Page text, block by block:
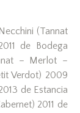
(Tannat
de Bodega
– Merlot –
Verdot) 2009
de Estancia
2011 de